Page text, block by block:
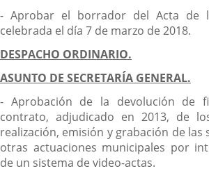
- Aprobar el borrador del Acta de
celebrada el día 7 de marzo de 2018.
DESPACHO ORDINARIO.
ASUNTO DE SECRETARÍA GENERAL.
- Aprobación de la devolución de
contrato, adjudicado en 2013, de
realización, emisión y grabación de las
otras actuaciones municipales por
de un sistema de video-actas.